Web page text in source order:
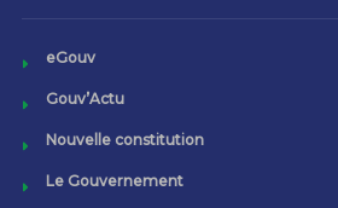
eGouv
Gouv’Actu
Nouvelle constitution
Le Gouvernement